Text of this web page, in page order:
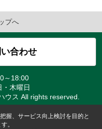
プへ
合わせ
～18:00
・木曜日
ウス All rights reserved.
握、サービス向上検討を目的と
。